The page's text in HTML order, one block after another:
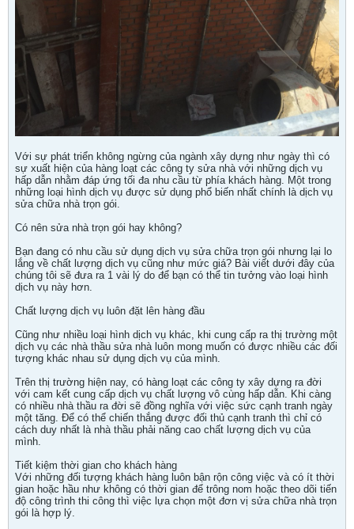
Với sự phát triển không ngừng của ngành xây dựng như ngày thì có
sự xuất hiện của hàng loạt các công ty sửa nhà với những dịch vụ
hấp dẫn nhằm đáp ứng tối đa nhu cầu từ phía khách hàng. Một trong
những loại hình dịch vụ được sử dụng phổ biến nhất chính là dịch vụ
sửa chữa nhà trọn gói.
Có nên sửa nhà trọn gói hay không?
Bạn đang có nhu cầu sử dụng dịch vụ sửa chữa trọn gói nhưng lại lo
lắng về chất lượng dịch vụ cũng như mức giá? Bài viết dưới đây của
chúng tôi sẽ đưa ra 1 vài lý do để bạn có thể tin tưởng vào loại hình
dịch vụ này hơn.
Chất lượng dịch vụ luôn đặt lên hàng đầu
Cũng như nhiều loại hình dịch vụ khác, khi cung cấp ra thị trường một
dịch vụ các nhà thầu sửa nhà luôn mong muốn có được nhiều các đối
tượng khác nhau sử dụng dịch vụ của mình.
Trên thị trường hiện nay, có hàng loạt các công ty xây dựng ra đời
với cam kết cung cấp dịch vụ chất lượng vô cùng hấp dẫn. Khi càng
có nhiều nhà thầu ra đời sẽ đồng nghĩa với việc sức cạnh tranh ngày
một tăng. Để có thể chiến thắng được đối thủ cạnh tranh thì chỉ có
cách duy nhất là nhà thầu phải năng cao chất lượng dịch vụ của
mình.
Tiết kiệm thời gian cho khách hàng
Với những đối tượng khách hàng luôn bận rộn công việc và có ít thời
gian hoặc hầu như không có thời gian để trông nom hoặc theo dõi tiến
độ công trình thi công thì việc lựa chọn một đơn vị sửa chữa nhà trọn
gói là hợp lý.